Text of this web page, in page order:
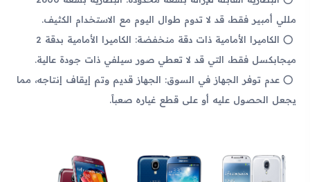
مللي أمبير فقط، قد لا تدوم طوال اليوم مع الاستخدام الكثيف.
الكاميرا الأمامية ذات دقة منخفضة: الكاميرا الأمامية بدقة 2
ميجابكسل فقط، التي قد لا تعطي صور سيلفي ذات جودة عالية.
عدم توفر الجهاز في السوق: الجهاز قديم وتم إيقاف إنتاجه، مما
يجعل الحصول عليه أو على قطع غياره صعباً.